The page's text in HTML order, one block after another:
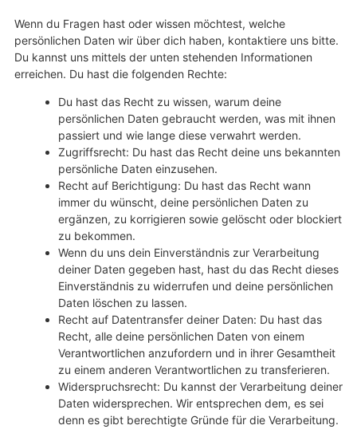
Wenn du Fragen hast oder wissen möchtest, welche
persönlichen Daten wir über dich haben, kontaktiere uns bitte.
Du kannst uns mittels der unten stehenden Informationen
erreichen. Du hast die folgenden Rechte:
Du hast das Recht zu wissen, warum deine
persönlichen Daten gebraucht werden, was mit ihnen
passiert und wie lange diese verwahrt werden.
Zugriffsrecht: Du hast das Recht deine uns bekannten
persönliche Daten einzusehen.
Recht auf Berichtigung: Du hast das Recht wann
immer du wünscht, deine persönlichen Daten zu
ergänzen, zu korrigieren sowie gelöscht oder blockiert
zu bekommen.
Wenn du uns dein Einverständnis zur Verarbeitung
deiner Daten gegeben hast, hast du das Recht dieses
Einverständnis zu widerrufen und deine persönlichen
Daten löschen zu lassen.
Recht auf Datentransfer deiner Daten: Du hast das
Recht, alle deine persönlichen Daten von einem
Verantwortlichen anzufordern und in ihrer Gesamtheit
zu einem anderen Verantwortlichen zu transferieren.
Widerspruchsrecht: Du kannst der Verarbeitung deiner
Daten widersprechen. Wir entsprechen dem, es sei
denn es gibt berechtigte Gründe für die Verarbeitung.